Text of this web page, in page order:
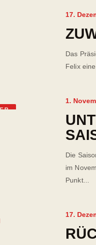
17.
Das
Felix
1.
Die
im
Punkt...
17.